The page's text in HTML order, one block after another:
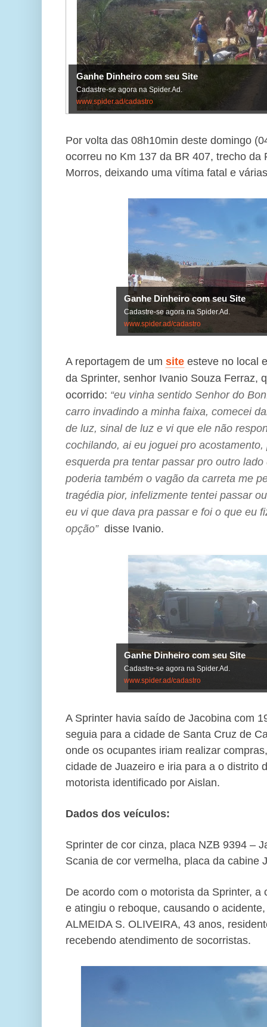
Ganhe Dinheiro com seu Site
Cadastre-se agora na Spider.Ad.
www.spider.ad/cadastro
Por volta das 08h10min deste domingo
ocorreu no Km 137 da BR 407, trecho da
Morros, deixando uma vítima fatal e
Ganhe Dinheiro com seu Site
Cadastre-se agora na Spider.Ad.
www.spider.ad/cadastro
A reportagem de um site esteve no local
da Sprinter, senhor Ivanio Souza Ferraz,
ocorrido: “eu vinha sentido Senhor do
carro invadindo a minha faixa, comecei
de luz, sinal de luz e vi que ele não
cochilando, ai eu joguei pro
esquerda pra tentar passar pro outro
poderia também o vagão da carreta me
tragédia pior, infelizmente tentei passar
eu vi que dava pra passar e foi o que eu
opção” disse Ivanio.
Ganhe Dinheiro com seu Site
Cadastre-se agora na Spider.Ad.
www.spider.ad/cadastro
A Sprinter havia saído de Jacobina com
seguia para a cidade de Santa Cruz de
onde os ocupantes iriam realizar
cidade de Juazeiro e iria para a o distrito
motorista identificado por Aislan.
Dados dos veículos:
Sprinter de cor cinza, placa NZB 9394 –
Scania de cor vermelha, placa da cabine
De acordo com o motorista da Sprinter, a
e atingiu o reboque, causando o
ALMEIDA S. OLIVEIRA, 43 anos,
recebendo atendimento de socorristas.